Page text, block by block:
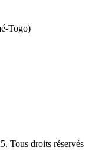
Togo)
Tous droits réservés